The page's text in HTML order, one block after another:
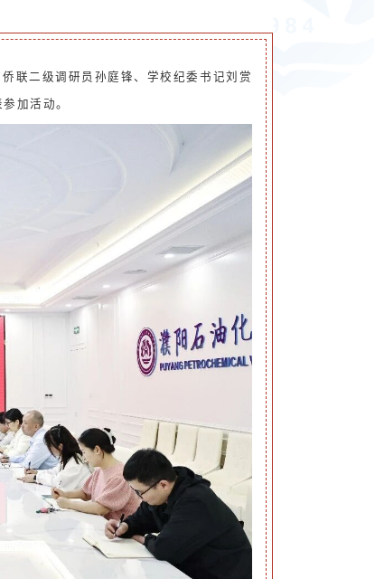
联二级调研员孙庭锋、学校纪委书记刘赏
参加活动。